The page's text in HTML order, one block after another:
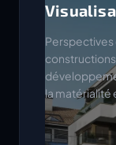
la matérialité